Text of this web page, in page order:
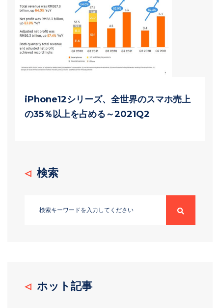
iPhone12シリーズ、全世界のスマホ売上
の35％以上を占める～2021Q2
検索
ホット記事